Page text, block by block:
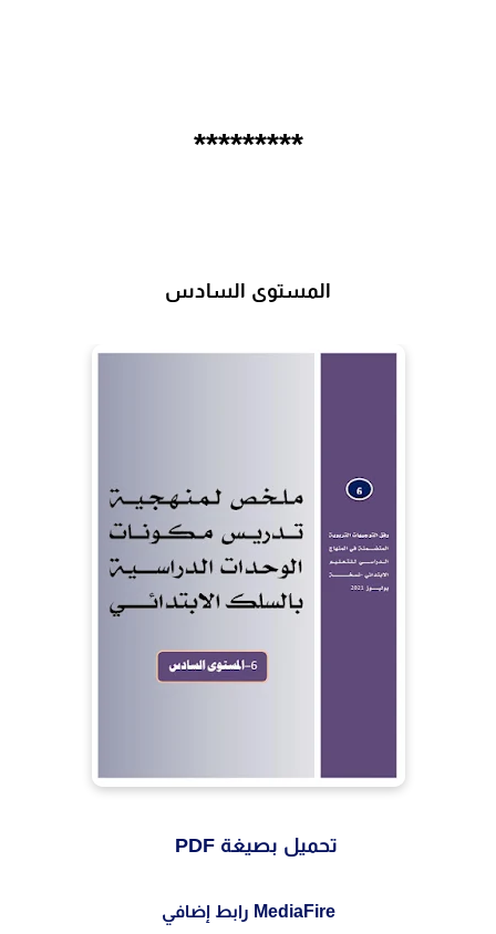
*********
المستوى السادس
تحميل بصيغة PDF
MediaFire رابط إضافي